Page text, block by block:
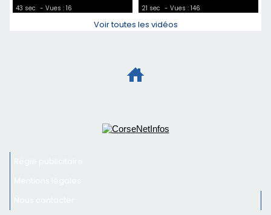
43 sec - Vues : 16 21 sec - Vues : 146
Voir toutes les vidéos